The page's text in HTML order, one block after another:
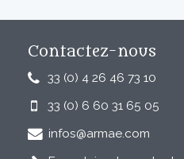
Contactez-nous
33 (0) 4 26 46 73 10
33 (0) 6 60 31 65 05
infos@armae.com